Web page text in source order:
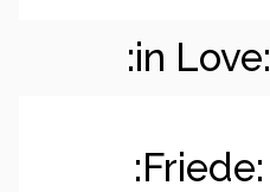
:in Love:
:Friede: